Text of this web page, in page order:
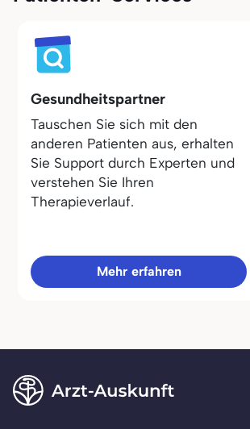
Gesundheitspartner
Tauschen Sie sich mit den
anderen Patienten aus, erhalten
Sie Support durch Experten und
verstehen Sie Ihren
Therapieverlauf.
Mehr erfahren